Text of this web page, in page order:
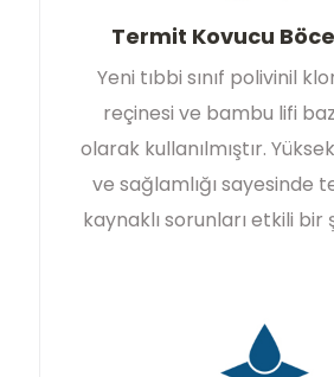
Termit Kovucu
Yeni tıbbi sınıf polivinil
reçinesi ve bambu lifi
olarak kullanılmıştır. Yüksek
ve sağlamlığı sayesinde
kaynaklı sorunları etkili bir